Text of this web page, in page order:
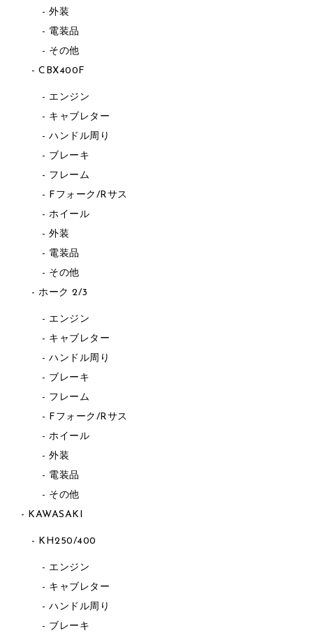
外装
電装品
その他
CBX400F
エンジン
キャブレター
ハンドル周り
ブレーキ
フレーム
Fフォーク/Rサス
ホイール
外装
電装品
その他
ホーク 2/3
エンジン
キャブレター
ハンドル周り
ブレーキ
フレーム
Fフォーク/Rサス
ホイール
外装
電装品
その他
KAWASAKI
KH250/400
エンジン
キャブレター
ハンドル周り
ブレーキ